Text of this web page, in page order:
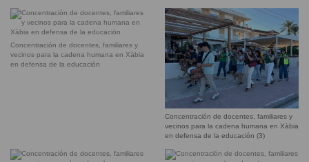
Concentración de docentes, familiares y
vecinos para la cadena humana en Xàbia
en defensa de la educación
Concentración de docentes, familiares y
vecinos para la cadena humana en Xàbia
en defensa de la educación (3)